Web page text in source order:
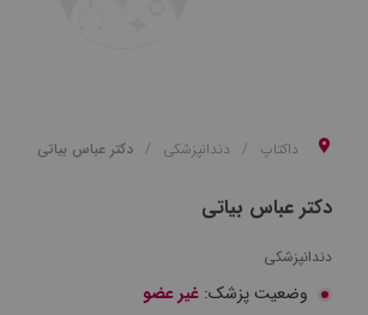
داکتاپ دندانپزشکی دکتر عباس بیاتی
دکتر عباس بیاتی
دندانپزشکی
وضعیت پزشک: غیر عضو